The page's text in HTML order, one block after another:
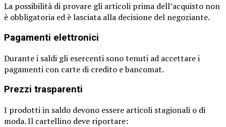
La possibilità di provare gli articoli prima dell’acquisto non
è obbligatoria ed è lasciata alla decisione del negoziante.
Pagamenti elettronici
Durante i saldi gli esercenti sono tenuti ad accettare i
pagamenti con carte di credito e bancomat.
Prezzi trasparenti
I prodotti in saldo devono essere articoli stagionali o di
moda. Il cartellino deve riportare: